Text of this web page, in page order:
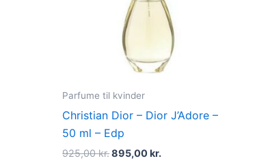
Parfume til kvinder
Christian Dior – Dior J’Adore –
50 ml – Edp
925,00kr.895,00kr.